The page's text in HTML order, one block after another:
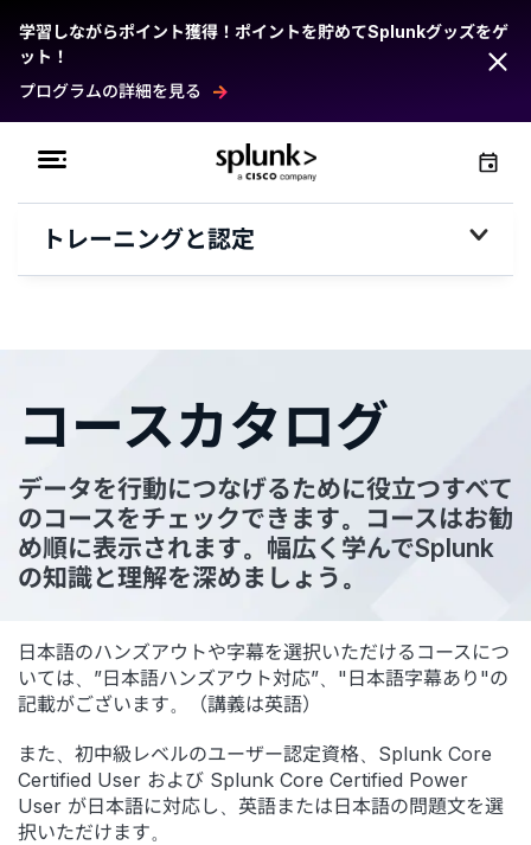
学習しながらポイント獲得！ポイントを貯めてSplunkグッズをゲ
ット！
プログラムの詳細を見る
トレーニングと認定
コースカタログ
データを行動につなげるために役立つすべて
のコースをチェックできます。コースはお勧
め順に表示されます。幅広く学んでSplunk
の知識と理解を深めましょう。
日本語のハンズアウトや字幕を選択いただけるコースにつ
いては、”日本語ハンズアウト対応”、"日本語字幕あり"の
記載がございます。（講義は英語）
また、初中級レベルのユーザー認定資格、Splunk Core
Certified User および Splunk Core Certified Power
User が日本語に対応し、英語または日本語の問題文を選
択いただけます。